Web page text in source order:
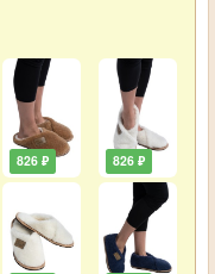
826 ₽ 826 ₽